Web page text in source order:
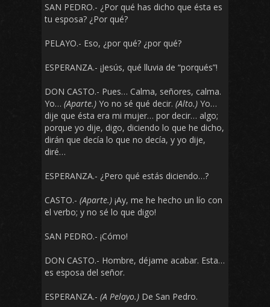
SAN PEDRO.- ¿Por qué has dicho que ésta es
tu esposa? ¿Por qué?
PELAYO.- Eso, ¿por qué? ¿por qué?
ESPERANZA.- ¡Jesús, qué lluvia de “porqués”!
DON CASTO.- Pues… Calma, señores, calma.
Yo… (Aparte.) Yo no sé qué decir. (Alto.) Yo…
dije que ésta era mi mujer… por decir… algo;
porque yo dije, digo, diciendo lo que he dicho,
dirán que decía lo que no decía, y yo dije,
diré…
ESPERANZA.- ¿Pero qué estás diciendo…?
CASTO.- (Aparte.) ¡Ay, me he hecho un lío con
el verbo; y no sé lo que digo!
SAN PEDRO.- ¡Cómo!
DON CASTO.- Hombre, déjame acabar. Esta…
es esposa del señor.
ESPERANZA.- (A Pelayo.) De San Pedro.